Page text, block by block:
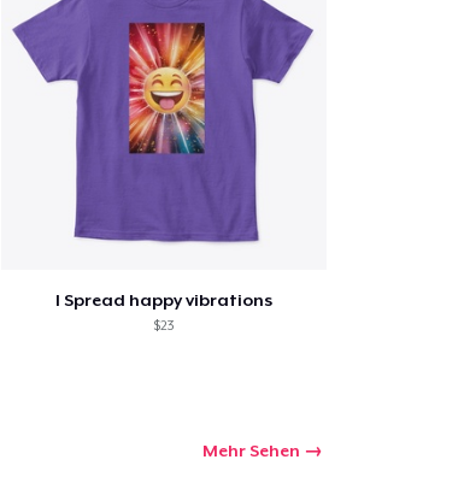
I Spread happy vibrations
$23
Mehr Sehen